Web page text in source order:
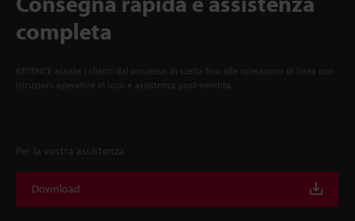
completa
KEYENCE assiste i clienti dal processo di scelta fino alle operazioni di linea con
istruzioni operative in loco e assistenza post-vendita.
Per la vostra assistenza
Download